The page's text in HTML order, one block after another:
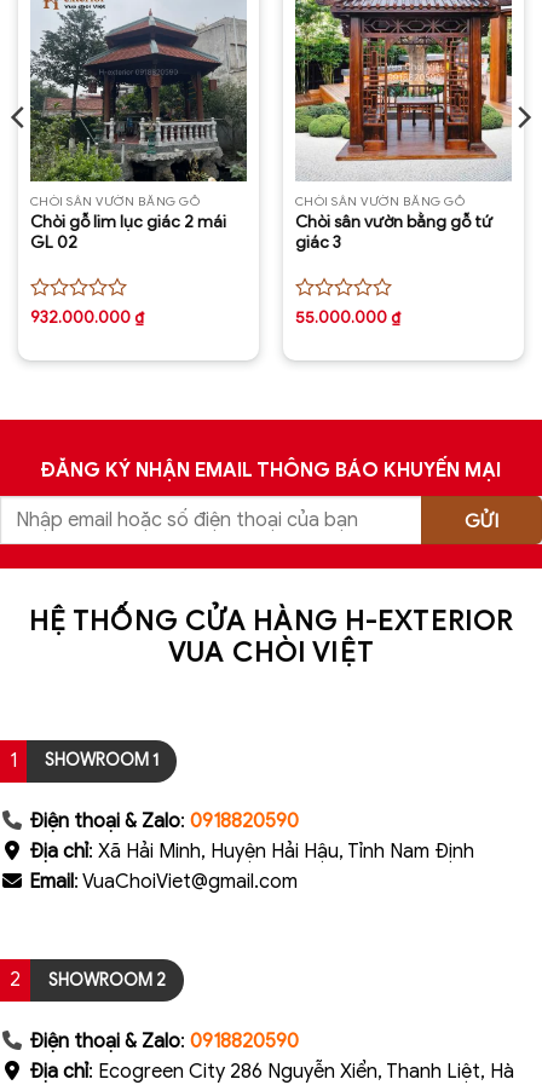
CHÒI SÂN VƯỜN BẰNG GỖ
Chòi gỗ lim lục giác 2 mái
GL 02
Được
932.000.000₫
CHÒI SÂN VƯỜN BẰNG GỖ
Chòi sân vườn bằng gỗ tứ
giác 3
Được
55.000.000₫
ĐĂNG KÝ NHẬN EMAIL THÔNG BÁO KHUYẾN MẠI
HỆ THỐNG CỬA HÀNG H-EXTERIOR
VUA CHÒI VIỆT
1 SHOWROOM 1
Điện thoại & Zalo: 0918820590
Địa chỉ: Xã Hải Minh, Huyện Hải Hậu, Tỉnh Nam Định
Email: VuaChoiViet@gmail.com
2 SHOWROOM 2
Điện thoại & Zalo: 0918820590
Địa chỉ: Ecogreen City 286 Nguyễn Xiển, Thanh Liệt, Hà